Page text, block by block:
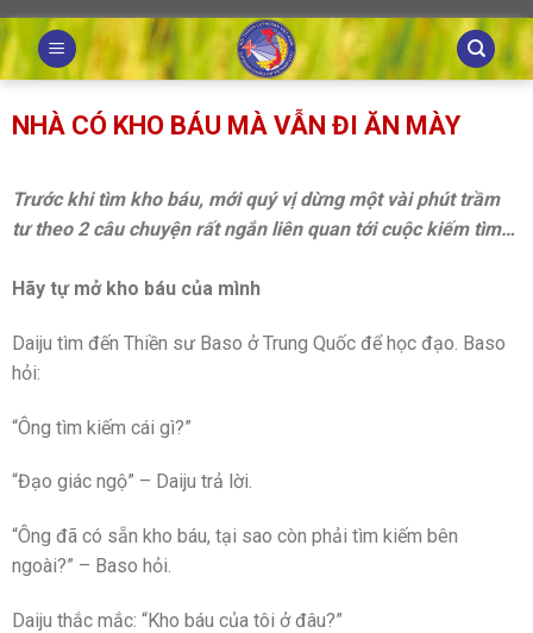
Skip
to
content
NHÀ CÓ KHO BÁU MÀ VẪN ĐI ĂN MÀY
Trước khi tìm kho báu, mới quý vị dừng một vài phút trầm
tư theo 2 câu chuyện rất ngắn liên quan tới cuộc kiếm tìm…
Hãy tự mở kho báu của mình
Daiju tìm đến Thiền sư Baso ở Trung Quốc để học đạo. Baso
hỏi:
“Ông tìm kiếm cái gì?”
“Đạo giác ngộ” – Daiju trả lời.
“Ông đã có sẵn kho báu, tại sao còn phải tìm kiếm bên
ngoài?” – Baso hỏi.
Daiju thắc mắc: “Kho báu của tôi ở đâu?”